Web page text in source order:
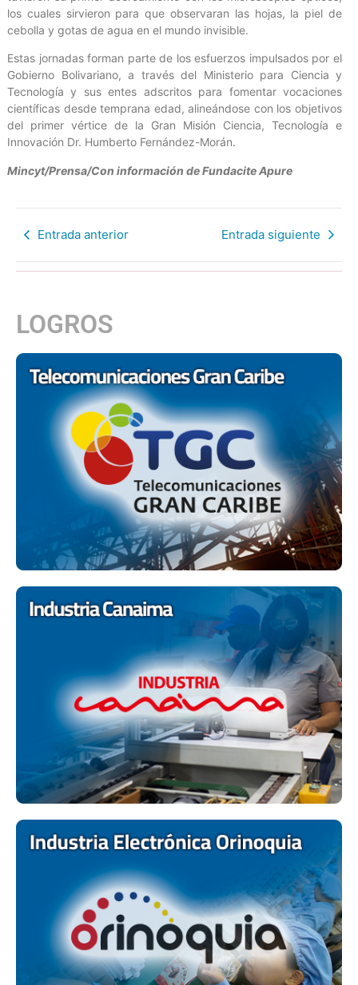
los cuales sirvieron para que observaran las hojas, la piel de
cebolla y gotas de agua en el mundo invisible.
Estas jornadas forman parte de los esfuerzos impulsados por el
Gobierno Bolivariano, a través del Ministerio para Ciencia y
Tecnología y sus entes adscritos para fomentar vocaciones
científicas desde temprana edad, alineándose con los objetivos
del primer vértice de la Gran Misión Ciencia, Tecnología e
Innovación Dr. Humberto Fernández-Morán.
Mincyt/Prensa/Con información de Fundacite Apure
Entrada anterior Entrada siguiente
LOGROS